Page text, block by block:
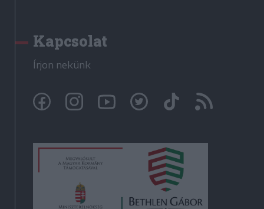
Kapcsolat
Írjon nekünk